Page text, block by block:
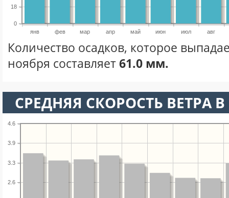
янв фев мар апр май июн июл авг
0
18
Количество осадков, которое
ноября составляет61.0 мм.
СРЕДНЯЯ СКОРОСТЬ ВЕТРА
2.6
3.3
3.9
4.6